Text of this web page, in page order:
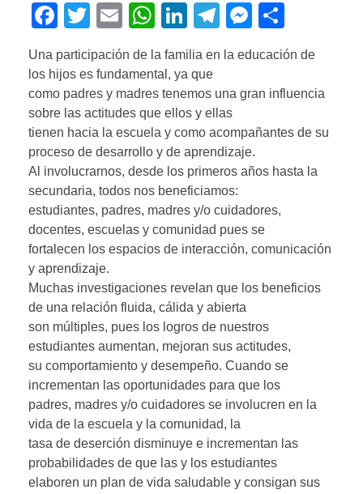
F
c
e
b
o
o
k
T
tt
er
E
ail
W
at
s
A
p
p
Li
k
e
dI
n
T
e
gr
a
m
M
ss
e
g
er
o
m
p
tir
Una participación de la familia en la educación de
los hijos es fundamental, ya que
como padres y madres tenemos una gran influencia
sobre las actitudes que ellos y ellas
tienen hacia la escuela y como acompañantes de su
proceso de desarrollo y de aprendizaje.
Al involucrarnos, desde los primeros años hasta la
secundaria, todos nos beneficiamos:
estudiantes, padres, madres y/o cuidadores,
docentes, escuelas y comunidad pues se
fortalecen los espacios de interacción, comunicación
y aprendizaje.
Muchas investigaciones revelan que los beneficios
de una relación fluida, cálida y abierta
son múltiples, pues los logros de nuestros
estudiantes aumentan, mejoran sus actitudes,
su comportamiento y desempeño. Cuando se
incrementan las oportunidades para que los
padres, madres y/o cuidadores se involucren en la
vida de la escuela y la comunidad, la
tasa de deserción disminuye e incrementan las
probabilidades de que las y los estudiantes
elaboren un plan de vida saludable y consigan sus